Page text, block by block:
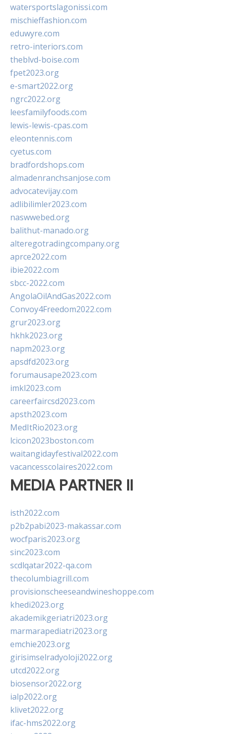
watersportslagonissi.com
mischieffashion.com
eduwyre.com
retro-interiors.com
theblvd-boise.com
fpet2023.org
e-smart2022.org
ngrc2022.org
leesfamilyfoods.com
lewis-lewis-cpas.com
eleontennis.com
cyetus.com
bradfordshops.com
almadenranchsanjose.com
advocatevijay.com
adlibilimler2023.com
naswwebed.org
balithut-manado.org
alteregotradingcompany.org
aprce2022.com
ibie2022.com
sbcc-2022.com
AngolaOilAndGas2022.com
Convoy4Freedom2022.com
grur2023.org
hkhk2023.org
napm2023.org
apsdfd2023.org
forumausape2023.com
imkl2023.com
careerfaircsd2023.com
apsth2023.com
MedItRio2023.org
lcicon2023boston.com
waitangidayfestival2022.com
vacancesscolaires2022.com
MEDIA PARTNER II
isth2022.com
p2b2pabi2023-makassar.com
wocfparis2023.org
sinc2023.com
scdlqatar2022-qa.com
thecolumbiagrill.com
provisionscheeseandwineshoppe.com
khedi2023.org
akademikgeriatri2023.org
marmarapediatri2023.org
emchie2023.org
girisimselradyoloji2022.org
utcd2022.org
biosensor2022.org
ialp2022.org
klivet2022.org
ifac-hms2022.org